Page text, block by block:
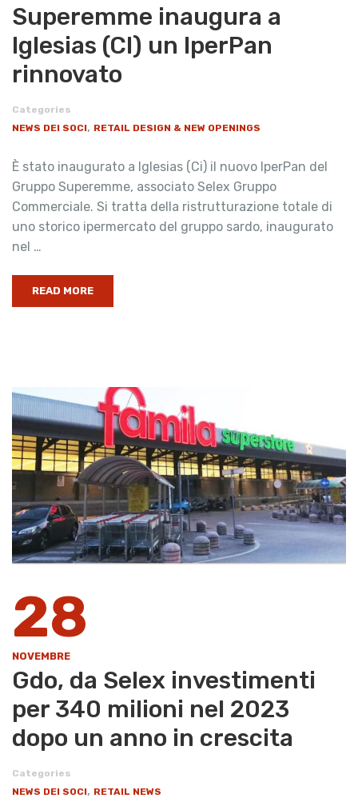
Superemme inaugura a
Iglesias (CI) un IperPan
rinnovato
Categories
NEWS DEI SOCI, RETAIL DESIGN & NEW OPENINGS
È stato inaugurato a Iglesias (Ci) il nuovo IperPan del
Gruppo Superemme, associato Selex Gruppo
Commerciale. Si tratta della ristrutturazione totale di
uno storico ipermercato del gruppo sardo, inaugurato
nel …
READ MORE
28
NOVEMBRE
Gdo, da Selex investimenti
per 340 milioni nel 2023
dopo un anno in crescita
Categories
NEWS DEI SOCI, RETAIL NEWS